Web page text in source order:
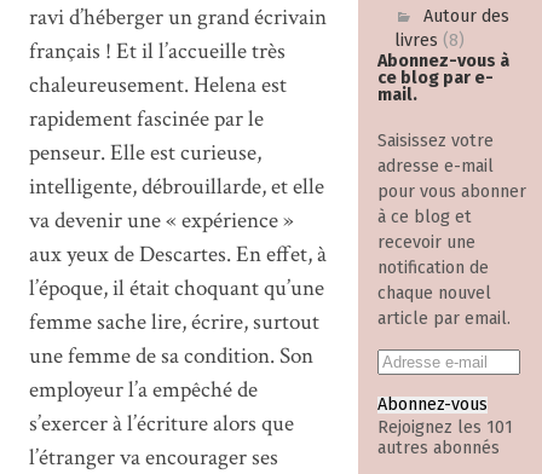
Autour des
livres (8)
Abonnez-vous à
ce blog par e-
mail.
Saisissez votre
adresse e-mail
pour vous abonner
à ce blog et
recevoir une
notification de
chaque nouvel
article par email.
Abonnez-vous
Rejoignez les 101
autres abonnés
ravi d’héberger un grand écrivain
français ! Et il l’accueille très
chaleureusement. Helena est
rapidement fascinée par le
penseur. Elle est curieuse,
intelligente, débrouillarde, et elle
va devenir une « expérience »
aux yeux de Descartes. En effet, à
l’époque, il était choquant qu’une
femme sache lire, écrire, surtout
une femme de sa condition. Son
employeur l’a empêché de
s’exercer à l’écriture alors que
l’étranger va encourager ses